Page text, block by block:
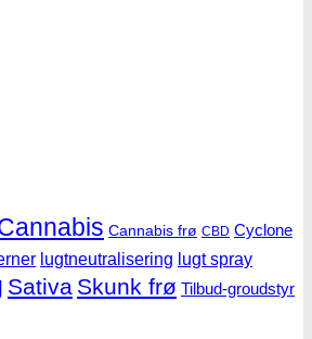
Cannabis frø CBD Cyclone
lugtneutralisering lugt spray
Sativa Skunk frø Tilbud-groudstyr